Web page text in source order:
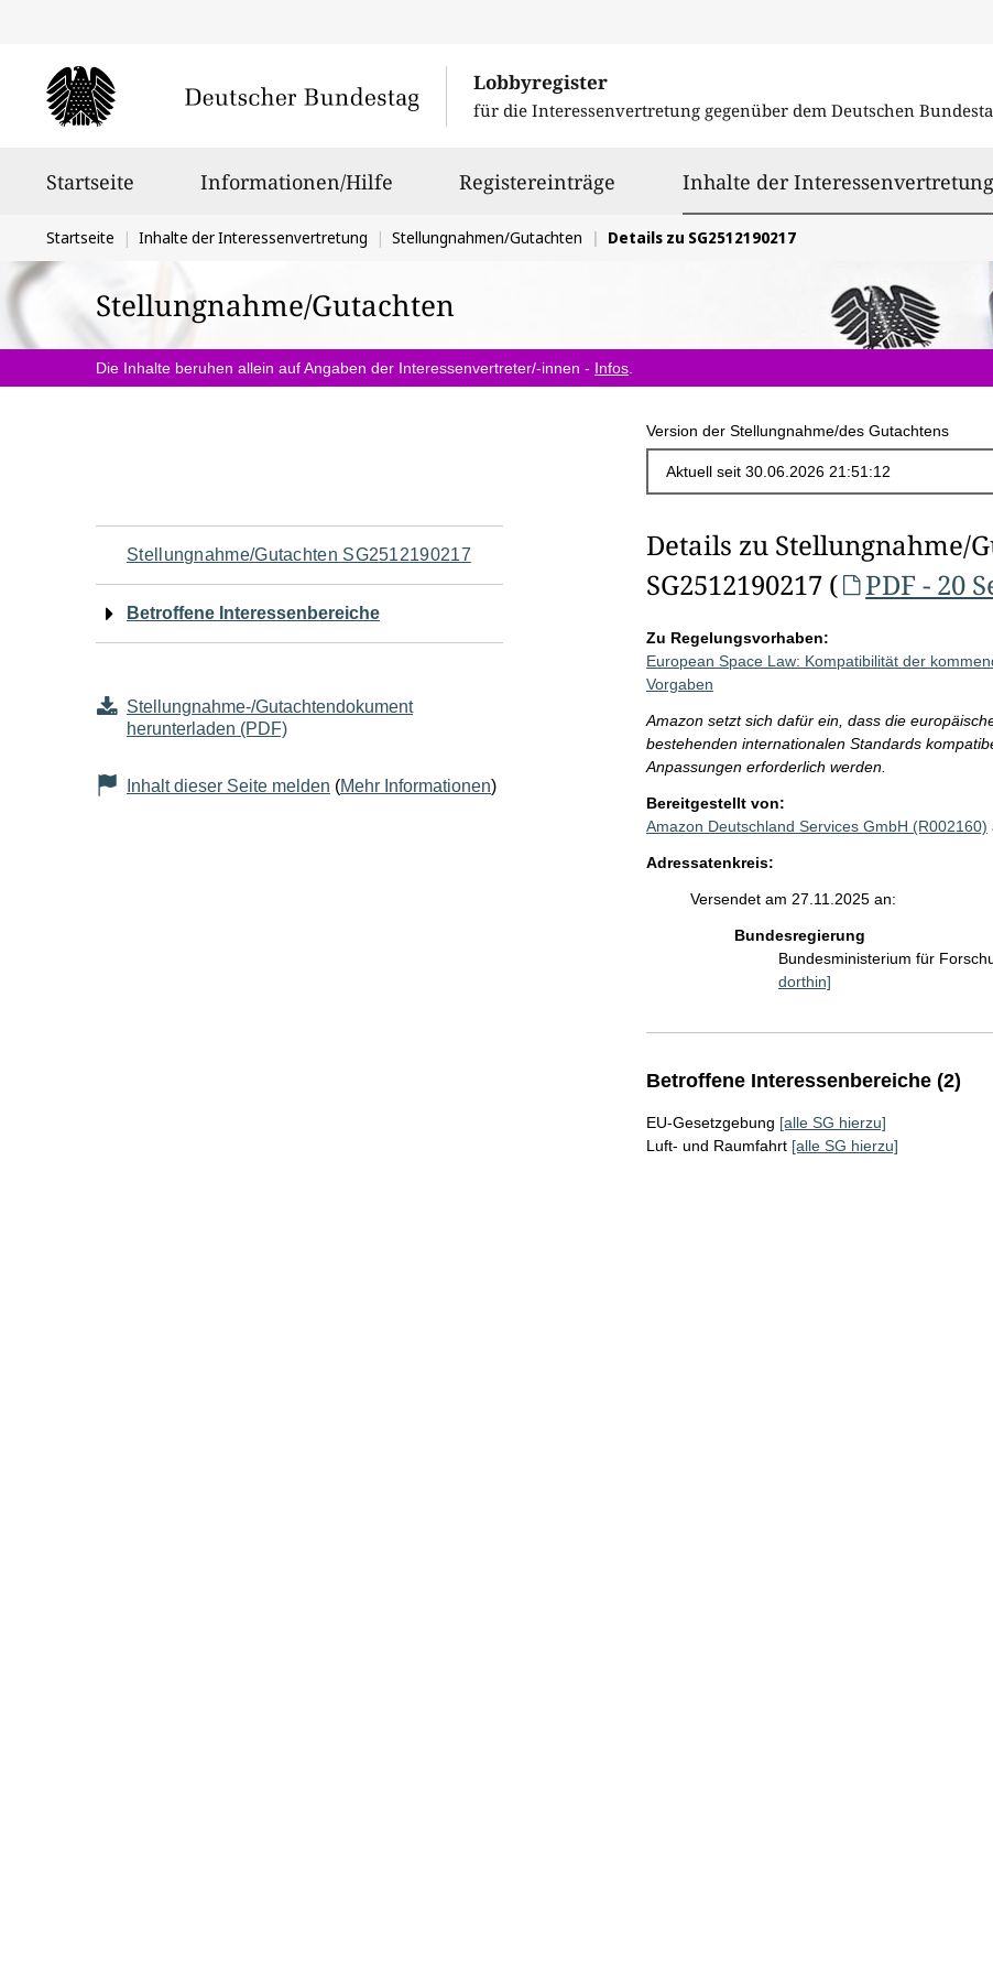
Lobbyregister
für die Interessenvertretung gegenüber dem Deutschen
Startseite Informationen/Hilfe Registereinträge Inhalte der Interessenvertretung
Sie
befinden
sich
hier:
Startseite Inhalte der Interessenvertretung Stellungnahmen/Gutachten Details zu SG2512190217
Stellungnahme/Gutachten
Die Inhalte beruhen allein auf Angaben der Interessenvertreter/-innen - Infos
Version der Stellungnahme/des Gutachtens
Navigation
für
Seiteninhalt
Stellungnahme/Gutachten SG2512190217
Betroffene Interessenbereiche
Stellungnahme-/Gutachtendokument
herunterladen (PDF)
Inhalt dieser Seite melden (Mehr Informationen)
Details zu Stellungnahme/
SG2512190217 (
PDF - 20
Zu Regelungsvorhaben:
European Space Law: Kompatibilität der
Vorgaben
Amazon setzt sich dafür ein, dass die
bestehenden internationalen Standards
Anpassungen erforderlich werden.
Bereitgestellt von:
Amazon Deutschland Services GmbH (R002160)
Adressatenkreis:
Versendet am 27.11.2025 an:
Bundesregierung
Bundesministerium für
dorthin]
Betroffene Interessenbereiche (2)
EU-Gesetzgebung [alle SG hierzu]
Luft- und Raumfahrt [alle SG hierzu]